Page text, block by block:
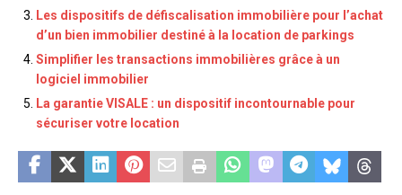
Les dispositifs de défiscalisation immobilière pour l’achat
d’un bien immobilier destiné à la location de parkings
Simplifier les transactions immobilières grâce à un
logiciel immobilier
La garantie VISALE : un dispositif incontournable pour
sécuriser votre location